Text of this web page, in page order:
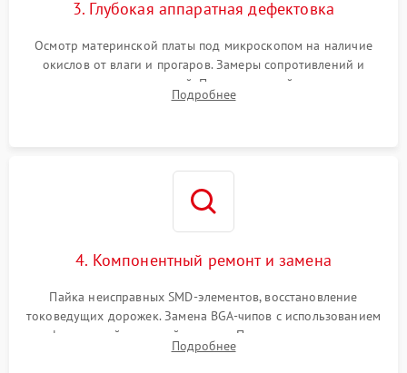
3. Глубокая аппаратная дефектовка
Осмотр материнской платы под микроскопом на наличие
окислов от влаги и прогаров. Замеры сопротивлений и
дежурных напряжений. Проверка цепей питания,
мультиконтроллера, процессора и видеочипа.
Подробнее
4. Компонентный ремонт и замена
Пайка неисправных SMD-элементов, восстановление
токоведущих дорожек. Замена BGA-чипов с использованием
инфракрасной паяльной станции. Прошивка микросхемы
BIOS или замена поврежденных портов USB
Подробнее